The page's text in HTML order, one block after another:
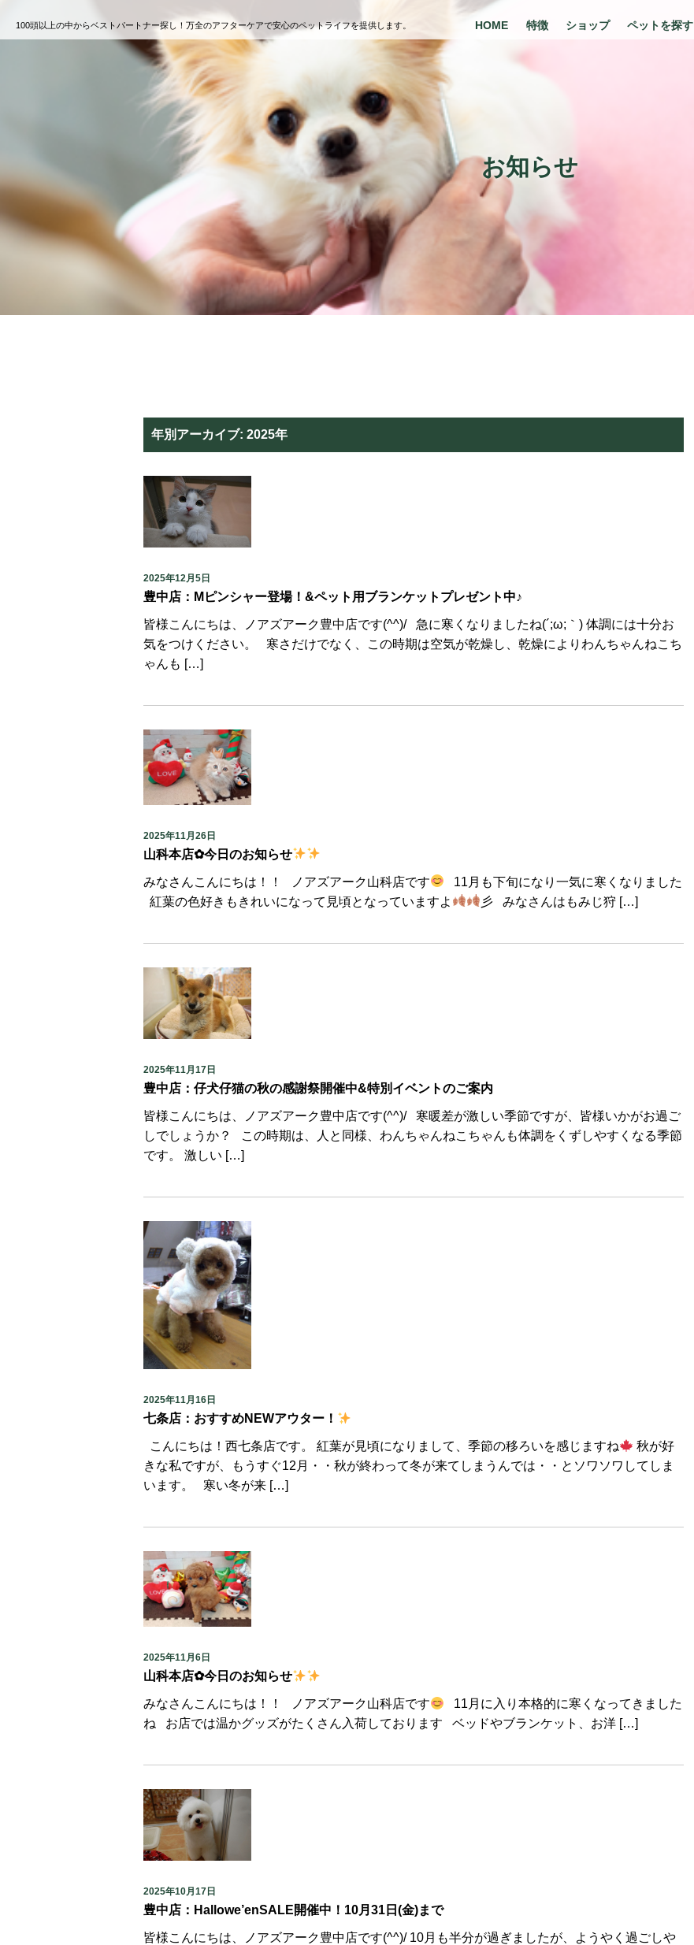
お知らせ
100頭以上の中からベストパートナー探し！万全のアフターケアで安心のペットライフを提供します。 HOME 特徴 ショップ ペットを探す
年別アーカイブ: 2025年
2025年12月5日
豊中店：Mピンシャー登場！&ペット用ブランケットプレゼント中♪
皆様こんにちは、ノアズアーク豊中店です(^^)/ 急に寒くなりましたね(´;ω;｀) 体調には十分お
気をつけください。 寒さだけでなく、この時期は空気が乾燥し、乾燥によりわんちゃんねこち
ゃんも […]
2025年11月26日
山科本店✿今日のお知らせ
みなさんこんにちは！！ ノアズアーク山科店です
11月も下旬になり一気に寒くなりました
紅葉の色好きもきれいになって見頃となっていますよ
彡 みなさんはもみじ狩 […]
2025年11月17日
豊中店：仔犬仔猫の秋の感謝祭開催中&特別イベントのご案内
皆様こんにちは、ノアズアーク豊中店です(^^)/ 寒暖差が激しい季節ですが、皆様いかがお過ご
しでしょうか？ この時期は、人と同様、わんちゃんねこちゃんも体調をくずしやすくなる季節
です。 激しい […]
2025年11月16日
七条店：おすすめNEWアウター！
こんにちは！西七条店です。 紅葉が見頃になりまして、季節の移ろいを感じますね
秋が好
きな私ですが、もうすぐ12月・・秋が終わって冬が来てしまうんでは・・とソワソワしてしま
います。 寒い冬が来 […]
2025年11月6日
山科本店✿今日のお知らせ
みなさんこんにちは！！ ノアズアーク山科店です
11月に入り本格的に寒くなってきました
ね お店では温かグッズがたくさん入荷しております ベッドやブランケット、お洋 […]
2025年10月17日
豊中店：Hallowe’enSALE開催中！10月31日(金)まで
皆様こんにちは、ノアズアーク豊中店です(^^)/ 10月も半分が過ぎましたが、ようやく過ごしや